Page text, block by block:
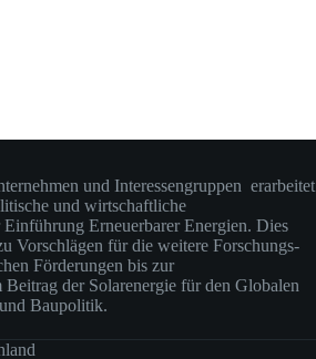
und Interessengruppen erarbeitet
und wirtschaftliche
Erneuerbarer Energien. Dies
Vorschlägen für die weitere Forschungs-
Förderungen bis zur
der Solarenergie für den Globalen
Baupolitik.